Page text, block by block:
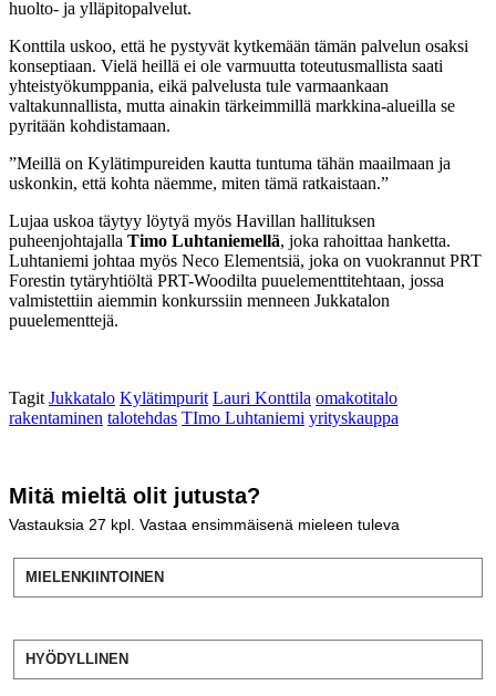
huolto- ja ylläpitopalvelut.
Konttila uskoo, että he pystyvät kytkemään tämän palvelun osaksi
konseptiaan. Vielä heillä ei ole varmuutta toteutusmallista saati
yhteistyökumppania, eikä palvelusta tule varmaankaan
valtakunnallista, mutta ainakin tärkeimmillä markkina-alueilla se
pyritään kohdistamaan.
”Meillä on Kylätimpureiden kautta tuntuma tähän maailmaan ja
uskonkin, että kohta näemme, miten tämä ratkaistaan.”
Lujaa uskoa täytyy löytyä myös Havillan hallituksen
puheenjohtajalla Timo Luhtaniemellä, joka rahoittaa hanketta.
Luhtaniemi johtaa myös Neco Elementsiä, joka on vuokrannut PRT
Forestin tytäryhtiöltä PRT-Woodilta puuelementtitehtaan, jossa
valmistettiin aiemmin konkurssiin menneen Jukkatalon
puuelementtejä.
Tagit Jukkatalo Kylätimpurit Lauri Konttila omakotitalo
rakentaminen talotehdas TImo Luhtaniemi yrityskauppa
Mitä mieltä olit jutusta?
Vastauksia 27 kpl. Vastaa ensimmäisenä mieleen tuleva
MIELENKIINTOINEN
HYÖDYLLINEN